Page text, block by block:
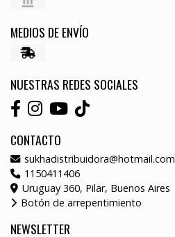
MEDIOS DE ENVÍO
NUESTRAS REDES SOCIALES
CONTACTO
sukhadistribuidora@hotmail.com
1150411406
Uruguay 360, Pilar, Buenos Aires
Botón de arrepentimiento
NEWSLETTER